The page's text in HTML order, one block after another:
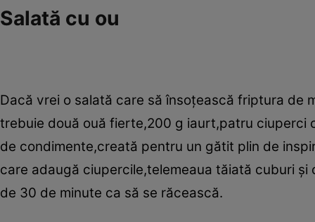
Salată cu ou
Dacă vrei o salată care să însoţească friptura de
trebuie două ouă fierte,200 g iaurt,patru ciuperci
de condimente,creată pentru un gătit plin de
care adaugă ciupercile,telemeaua tăiată cuburi
de 30 de minute ca să se răcească.